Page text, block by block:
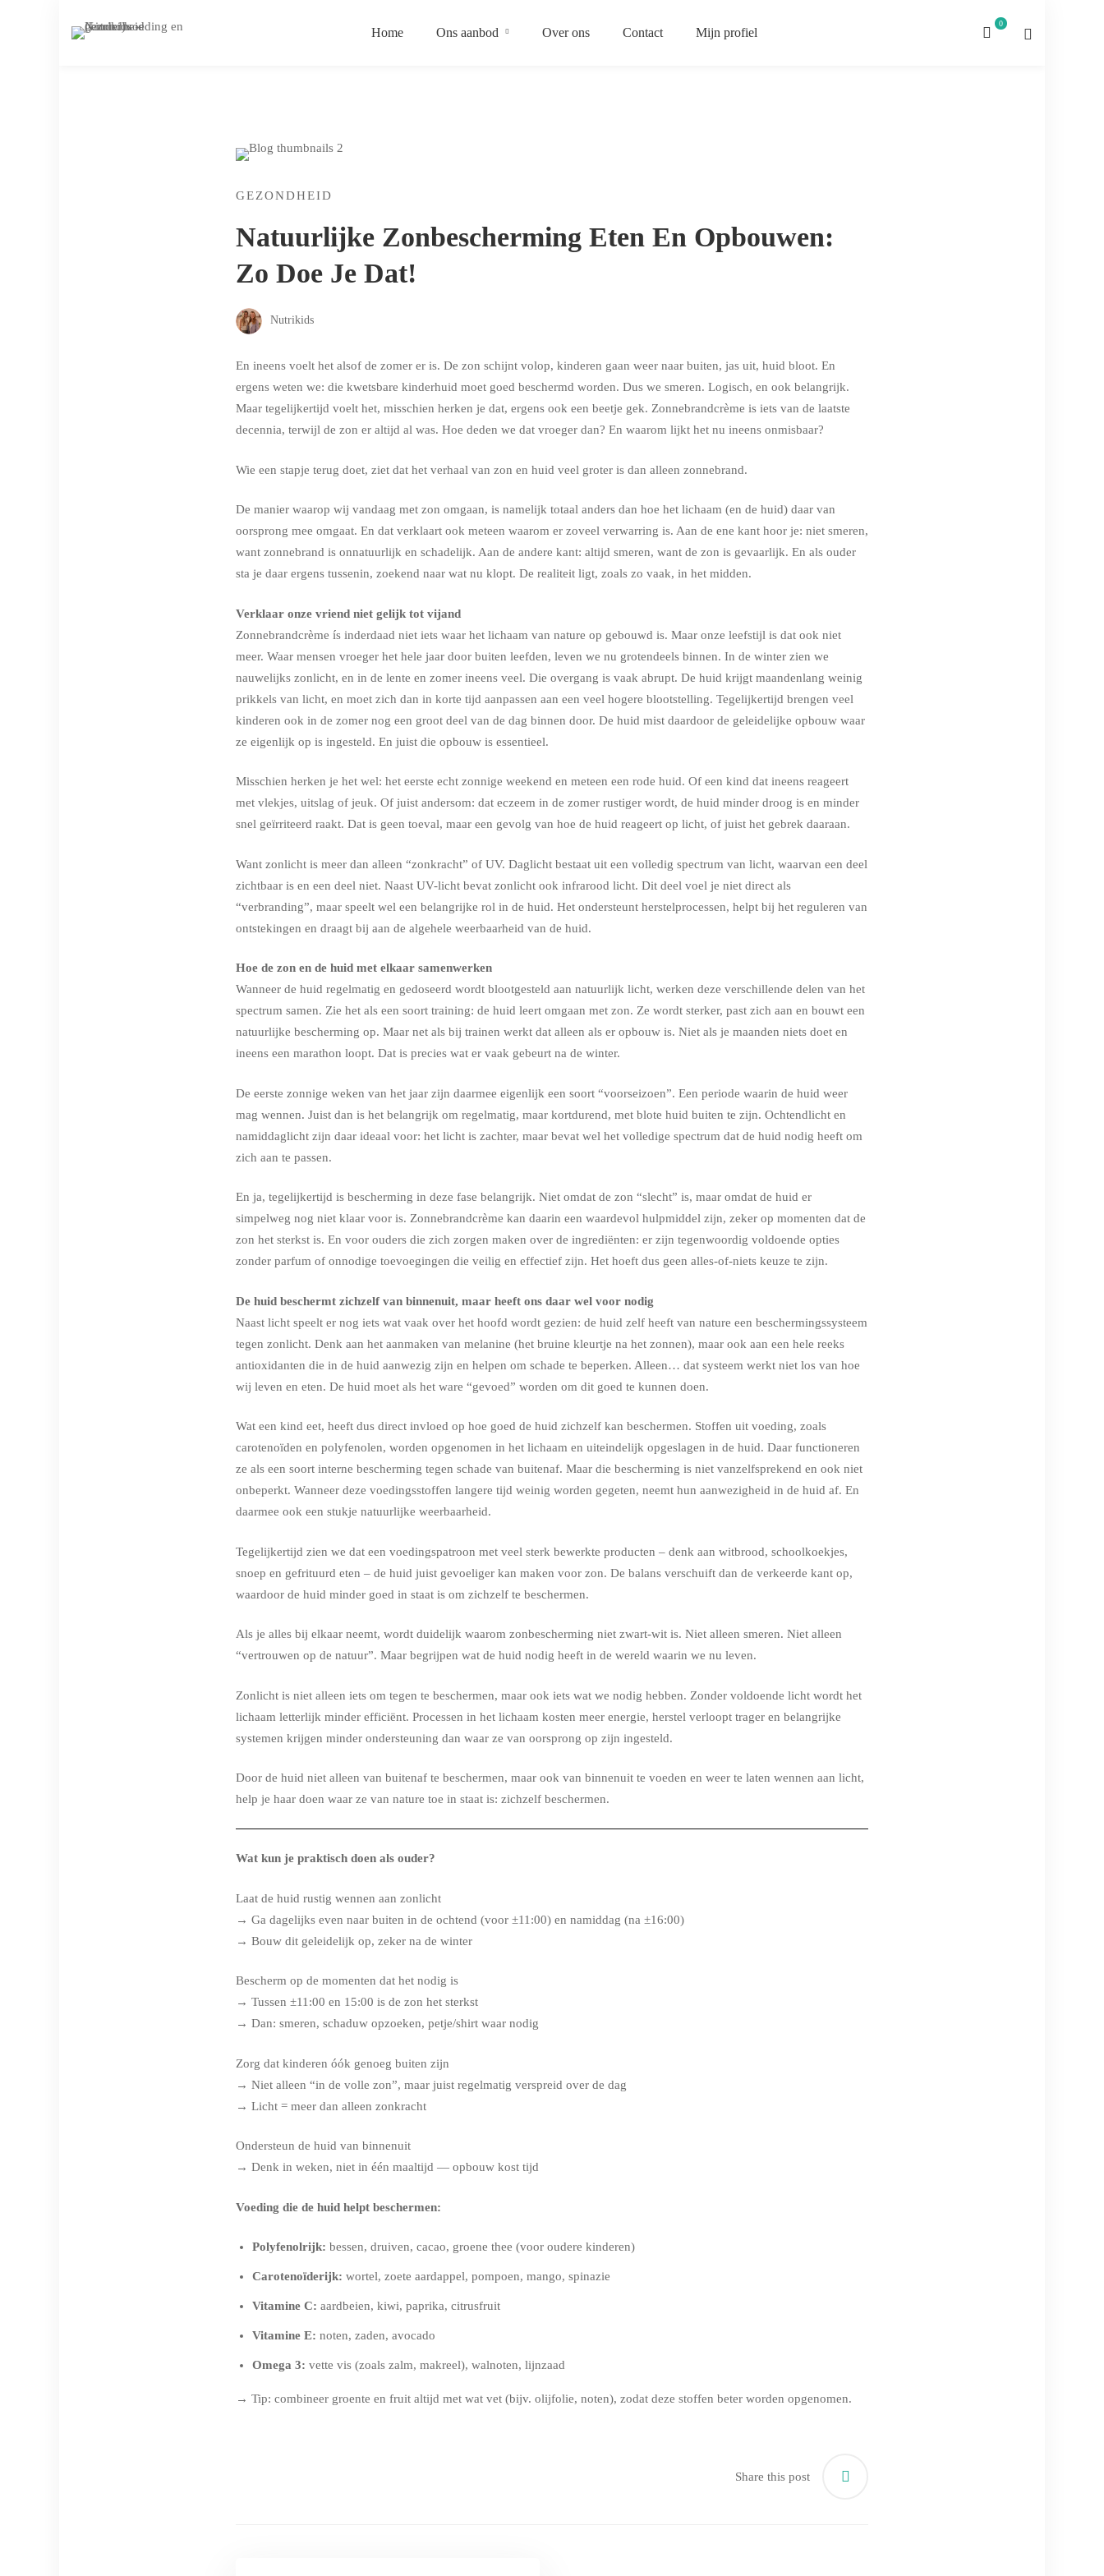
Home Ons aanbod Over ons Contact Mijn profiel
GEZONDHEID
Natuurlijke Zonbescherming Eten En Opbouwen:
Zo Doe Je Dat!
Nutrikids
En ineens voelt het alsof de zomer er is. De zon schijnt volop, kinderen gaan weer naar buiten, jas uit, huid bloot. En
ergens weten we: die kwetsbare kinderhuid moet goed beschermd worden. Dus we smeren. Logisch, en ook belangrijk.
Maar tegelijkertijd voelt het, misschien herken je dat, ergens ook een beetje gek. Zonnebrandcrème is iets van de laatste
decennia, terwijl de zon er altijd al was. Hoe deden we dat vroeger dan? En waarom lijkt het nu ineens onmisbaar?
Wie een stapje terug doet, ziet dat het verhaal van zon en huid veel groter is dan alleen zonnebrand.
De manier waarop wij vandaag met zon omgaan, is namelijk totaal anders dan hoe het lichaam (en de huid) daar van
oorsprong mee omgaat. En dat verklaart ook meteen waarom er zoveel verwarring is. Aan de ene kant hoor je: niet smeren,
want zonnebrand is onnatuurlijk en schadelijk. Aan de andere kant: altijd smeren, want de zon is gevaarlijk. En als ouder
sta je daar ergens tussenin, zoekend naar wat nu klopt. De realiteit ligt, zoals zo vaak, in het midden.
Verklaar onze vriend niet gelijk tot vijand
Zonnebrandcrème ís inderdaad niet iets waar het lichaam van nature op gebouwd is. Maar onze leefstijl is dat ook niet
meer. Waar mensen vroeger het hele jaar door buiten leefden, leven we nu grotendeels binnen. In de winter zien we
nauwelijks zonlicht, en in de lente en zomer ineens veel. Die overgang is vaak abrupt. De huid krijgt maandenlang weinig
prikkels van licht, en moet zich dan in korte tijd aanpassen aan een veel hogere blootstelling. Tegelijkertijd brengen veel
kinderen ook in de zomer nog een groot deel van de dag binnen door. De huid mist daardoor de geleidelijke opbouw waar
ze eigenlijk op is ingesteld. En juist die opbouw is essentieel.
Misschien herken je het wel: het eerste echt zonnige weekend en meteen een rode huid. Of een kind dat ineens reageert
met vlekjes, uitslag of jeuk. Of juist andersom: dat eczeem in de zomer rustiger wordt, de huid minder droog is en minder
snel geïrriteerd raakt. Dat is geen toeval, maar een gevolg van hoe de huid reageert op licht, of juist het gebrek daaraan.
Want zonlicht is meer dan alleen “zonkracht” of UV. Daglicht bestaat uit een volledig spectrum van licht, waarvan een deel
zichtbaar is en een deel niet. Naast UV-licht bevat zonlicht ook infrarood licht. Dit deel voel je niet direct als
“verbranding”, maar speelt wel een belangrijke rol in de huid. Het ondersteunt herstelprocessen, helpt bij het reguleren van
ontstekingen en draagt bij aan de algehele weerbaarheid van de huid.
Hoe de zon en de huid met elkaar samenwerken
Wanneer de huid regelmatig en gedoseerd wordt blootgesteld aan natuurlijk licht, werken deze verschillende delen van het
spectrum samen. Zie het als een soort training: de huid leert omgaan met zon. Ze wordt sterker, past zich aan en bouwt een
natuurlijke bescherming op. Maar net als bij trainen werkt dat alleen als er opbouw is. Niet als je maanden niets doet en
ineens een marathon loopt. Dat is precies wat er vaak gebeurt na de winter.
De eerste zonnige weken van het jaar zijn daarmee eigenlijk een soort “voorseizoen”. Een periode waarin de huid weer
mag wennen. Juist dan is het belangrijk om regelmatig, maar kortdurend, met blote huid buiten te zijn. Ochtendlicht en
namiddaglicht zijn daar ideaal voor: het licht is zachter, maar bevat wel het volledige spectrum dat de huid nodig heeft om
zich aan te passen.
En ja, tegelijkertijd is bescherming in deze fase belangrijk. Niet omdat de zon “slecht” is, maar omdat de huid er
simpelweg nog niet klaar voor is. Zonnebrandcrème kan daarin een waardevol hulpmiddel zijn, zeker op momenten dat de
zon het sterkst is. En voor ouders die zich zorgen maken over de ingrediënten: er zijn tegenwoordig voldoende opties
zonder parfum of onnodige toevoegingen die veilig en effectief zijn. Het hoeft dus geen alles-of-niets keuze te zijn.
De huid beschermt zichzelf van binnenuit, maar heeft ons daar wel voor nodig
Naast licht speelt er nog iets wat vaak over het hoofd wordt gezien: de huid zelf heeft van nature een beschermingssysteem
tegen zonlicht. Denk aan het aanmaken van melanine (het bruine kleurtje na het zonnen), maar ook aan een hele reeks
antioxidanten die in de huid aanwezig zijn en helpen om schade te beperken. Alleen… dat systeem werkt niet los van hoe
wij leven en eten. De huid moet als het ware “gevoed” worden om dit goed te kunnen doen.
Wat een kind eet, heeft dus direct invloed op hoe goed de huid zichzelf kan beschermen. Stoffen uit voeding, zoals
carotenoïden en polyfenolen, worden opgenomen in het lichaam en uiteindelijk opgeslagen in de huid. Daar functioneren
ze als een soort interne bescherming tegen schade van buitenaf. Maar die bescherming is niet vanzelfsprekend en ook niet
onbeperkt. Wanneer deze voedingsstoffen langere tijd weinig worden gegeten, neemt hun aanwezigheid in de huid af. En
daarmee ook een stukje natuurlijke weerbaarheid.
Tegelijkertijd zien we dat een voedingspatroon met veel sterk bewerkte producten – denk aan witbrood, schoolkoekjes,
snoep en gefrituurd eten – de huid juist gevoeliger kan maken voor zon. De balans verschuift dan de verkeerde kant op,
waardoor de huid minder goed in staat is om zichzelf te beschermen.
Als je alles bij elkaar neemt, wordt duidelijk waarom zonbescherming niet zwart-wit is. Niet alleen smeren. Niet alleen
“vertrouwen op de natuur”. Maar begrijpen wat de huid nodig heeft in de wereld waarin we nu leven.
Zonlicht is niet alleen iets om tegen te beschermen, maar ook iets wat we nodig hebben. Zonder voldoende licht wordt het
lichaam letterlijk minder efficiënt. Processen in het lichaam kosten meer energie, herstel verloopt trager en belangrijke
systemen krijgen minder ondersteuning dan waar ze van oorsprong op zijn ingesteld.
Door de huid niet alleen van buitenaf te beschermen, maar ook van binnenuit te voeden en weer te laten wennen aan licht,
help je haar doen waar ze van nature toe in staat is: zichzelf beschermen.
Wat kun je praktisch doen als ouder?
Laat de huid rustig wennen aan zonlicht
→ Ga dagelijks even naar buiten in de ochtend (voor ±11:00) en namiddag (na ±16:00)
→ Bouw dit geleidelijk op, zeker na de winter
Bescherm op de momenten dat het nodig is
→ Tussen ±11:00 en 15:00 is de zon het sterkst
→ Dan: smeren, schaduw opzoeken, petje/shirt waar nodig
Zorg dat kinderen óók genoeg buiten zijn
→ Niet alleen “in de volle zon”, maar juist regelmatig verspreid over de dag
→ Licht = meer dan alleen zonkracht
Ondersteun de huid van binnenuit
→ Denk in weken, niet in één maaltijd — opbouw kost tijd
Voeding die de huid helpt beschermen:
Polyfenolrijk: bessen, druiven, cacao, groene thee (voor oudere kinderen)
Carotenoïderijk: wortel, zoete aardappel, pompoen, mango, spinazie
Vitamine C: aardbeien, kiwi, paprika, citrusfruit
Vitamine E: noten, zaden, avocado
Omega 3: vette vis (zoals zalm, makreel), walnoten, lijnzaad
→ Tip: combineer groente en fruit altijd met wat vet (bijv. olijfolie, noten), zodat deze stoffen beter worden opgenomen.
Share this post